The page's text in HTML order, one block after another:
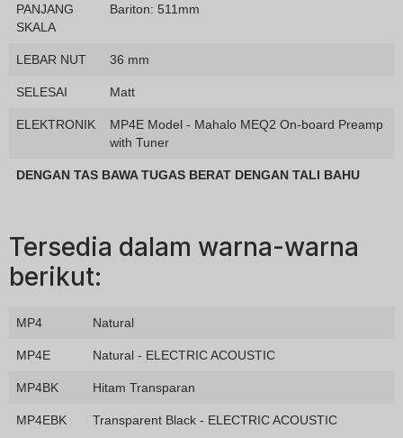
PANJANG
SKALA
Bariton: 511mm
LEBAR NUT 36 mm
SELESAI Matt
ELEKTRONIK
MP4E Model - Mahalo MEQ2 On-board Preamp
with Tuner
DENGAN TAS BAWA TUGAS BERAT DENGAN TALI BAHU
Tersedia dalam warna-warna
berikut:
MP4 Natural
MP4E Natural - ELECTRIC ACOUSTIC
MP4BK Hitam Transparan
MP4EBK Transparent Black - ELECTRIC ACOUSTIC